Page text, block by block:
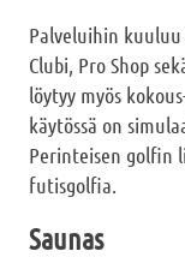
Palveluihin
Clubi, Pro Shop
löytyy myös
käytössä on
Perinteisen golfin
futisgolfia.
Saunas